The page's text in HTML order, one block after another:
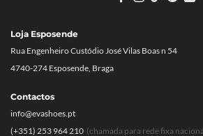
Loja Esposende
Rua Engenheiro Custódio José Vilas Boas n 54
4740-274 Esposende, Braga
Contactos
info@evashoes.pt
(+351) 253 964 210 (chamada para rede fixa